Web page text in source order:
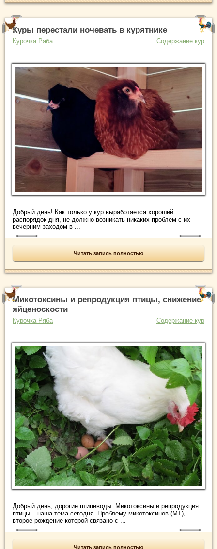
Куры перестали ночевать в курятнике
Курочка Ряба Содержание кур
Добрый день! Как только у кур выработается хороший
распорядок дня, не должно возникать никаких проблем с их
вечерним заходом в ...
Читать запись полностью
Микотоксины и репродукция птицы, снижение
яйценоскости
Курочка Ряба Содержание кур
Добрый день, дорогие птицеводы. Микотоксины и репродукция
птицы – наша тема сегодня. Проблему микотоксинов (МТ),
второе рождение которой связано с ...
Читать запись полностью